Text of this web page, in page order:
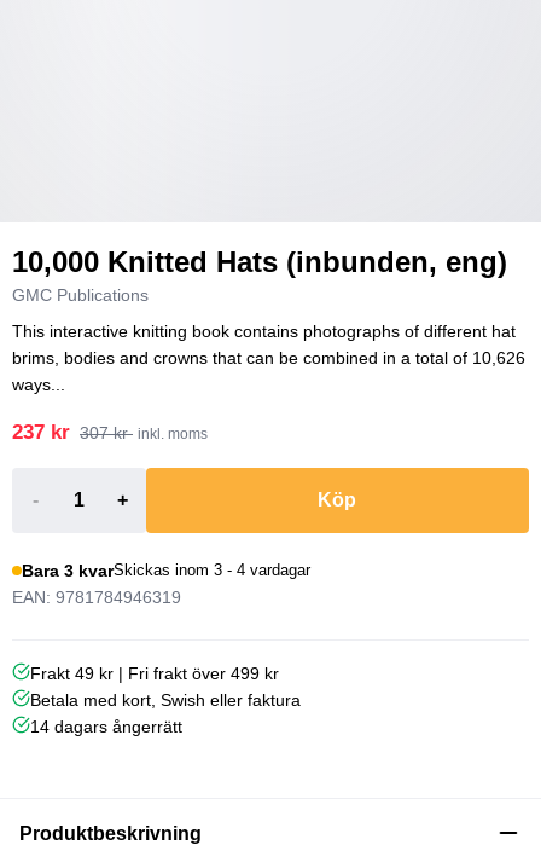
10,000 Knitted Hats (inbunden, eng)
GMC Publications
This interactive knitting book contains photographs of different hat
brims, bodies and crowns that can be combined in a total of 10,626
ways...
237 kr 307 kr inkl. moms
- + Köp
Bara 3 kvarSkickas inom 3 - 4 vardagar
EAN: 9781784946319
Frakt 49 kr | Fri frakt över 499 kr
Betala med kort, Swish eller faktura
14 dagars ångerrätt
Produktbeskrivning